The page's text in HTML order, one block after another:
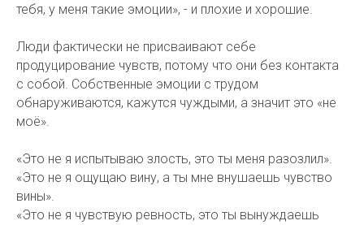
тебя, у меня такие эмоции», - и плохие и хорошие.
Люди фактически не присваивают себе
продуцирование чувств, потому что они без контакта
с собой. Собственные эмоции с трудом
обнаруживаются, кажутся чуждыми, а значит это «не
моё».
«Это не я испытываю злость, это ты меня разозлил».
«Это не я ощущаю вину, а ты мне внушаешь чувство
вины».
«Это не я чувствую ревность, это ты вынуждаешь